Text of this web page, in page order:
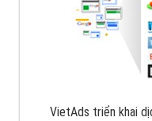
VietAds triển khai